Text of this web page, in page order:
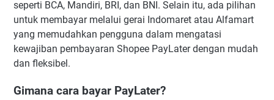
seperti BCA, Mandiri, BRI, dan BNI. Selain itu, ada pilihan
untuk membayar melalui gerai Indomaret atau Alfamart
yang memudahkan pengguna dalam mengatasi
kewajiban pembayaran Shopee PayLater dengan mudah
dan fleksibel.
Gimana cara bayar PayLater?